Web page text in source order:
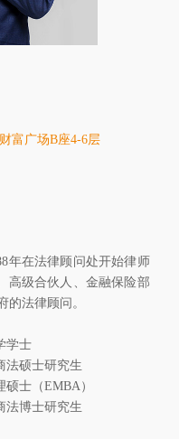
院
富广场B座4-6层
年在法律顾问处开始律师
高级合伙人、金融保险部
的法律顾问。
学士
法硕士研究生
士（EMBA）
法博士研究生